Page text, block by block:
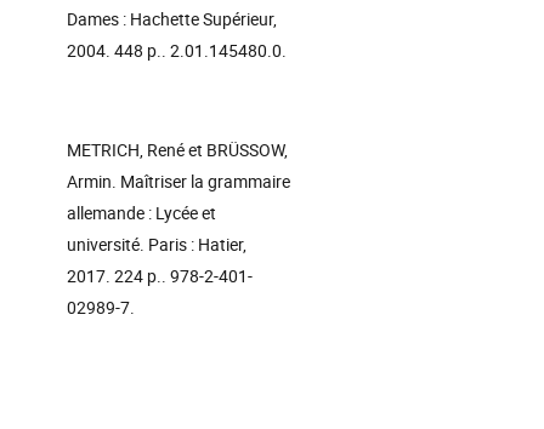
Dames : Hachette Supérieur,
2004. 448 p.. 2.01.145480.0.
METRICH, René et BRÜSSOW,
Armin. Maîtriser la grammaire
allemande : Lycée et
université. Paris : Hatier,
2017. 224 p.. 978-2-401-
02989-7.